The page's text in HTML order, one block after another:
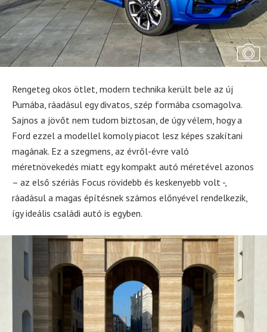
Rengeteg okos ötlet, modern technika került bele az új
Pumába, ráadásul egy divatos, szép formába csomagolva.
Sajnos a jövőt nem tudom biztosan, de úgy vélem, hogy a
Ford ezzel a modellel komoly piacot lesz képes szakítani
magának. Ez a szegmens, az évről-évre való
méretnövekedés miatt egy kompakt autó méretével azonos
– az első szériás Focus rövidebb és keskenyebb volt -,
ráadásul a magas építésnek számos előnyével rendelkezik,
így ideális családi autó is egyben.